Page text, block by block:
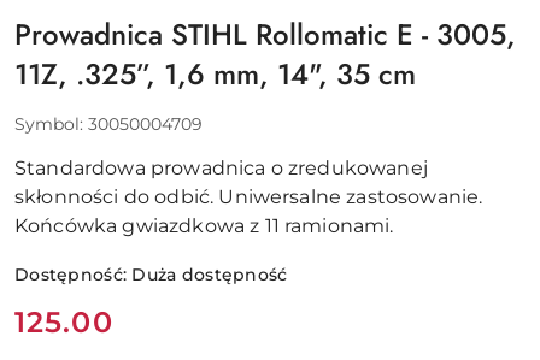
Prowadnica STIHL Rollomatic E - 3005,
11Z, .325”, 1,6 mm, 14", 35 cm
Symbol: 30050004709
Standardowa prowadnica o zredukowanej
skłonności do odbić. Uniwersalne zastosowanie.
Końcówka gwiazdkowa z 11 ramionami.
Dostępność: Duża dostępność
Cena:
125.00